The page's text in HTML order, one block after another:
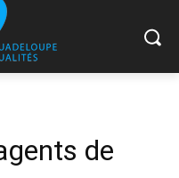
de